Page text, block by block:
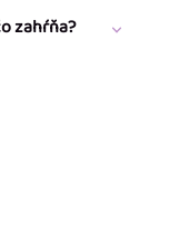
zahŕňa?